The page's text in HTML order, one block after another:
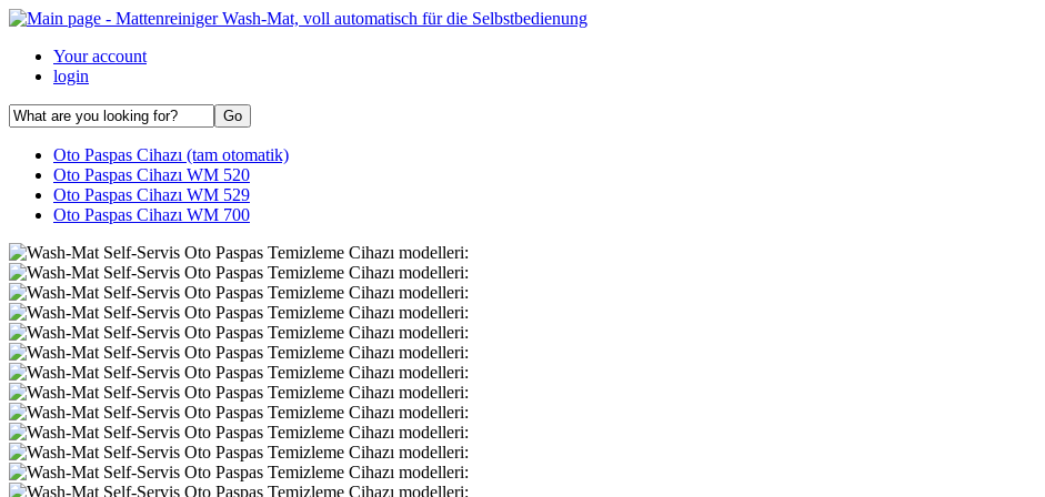
Your account
login
Oto Paspas Cihazı (tam otomatik)
Oto Paspas Cihazı WM 520
Oto Paspas Cihazı WM 529
Oto Paspas Cihazı WM 700